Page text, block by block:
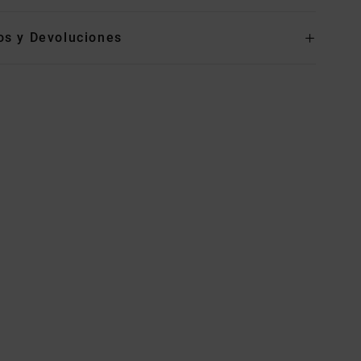
y Devoluciones